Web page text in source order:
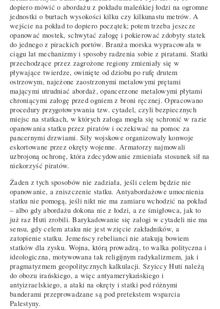
dopiero mówić o abordażu z pokładu maleńkiej łodzi na ogromne
jednostki o burtach wysokości kilku czy kilkunastu metrów. A
wejście na pokład to dopiero początek; potem trzeba jeszcze
opanować mostek, schwytać załogę i pokierować zdobyty statek
do jednego z pirackich portów. Branża morska wypracowała w
ciągu lat mechanizmy i sposoby radzenia sobie z piratami. Statki
przechodzące przez zagrożone regiony zmieniały się w
pływające twierdze, owinięte od dziobu po rufę drutem
ostrzowym, najeżone zaostrzonymi metalowymi prętami
mającymi utrudniać abordaż, opancerzone metalowymi płytami
chroniącymi załogę przed ogniem z broni ręcznej. Opracowano
procedury przygotowywania tzw. cytadel, czyli bezpiecznych
miejsc na statkach, w których załoga mogła się schronić w razie
opanowania statku przez piratów i oczekiwać na pomoc za
pancernymi drzwiami. Siły wojskowe organizowały konwoje
eskortowane przez okręty wojenne. Armatorzy najmowali
uzbrojoną ochronę, która zdecydowanie zmieniała stosunek sił na
niekorzyść piratów.
Żaden z tych sposobów nie zadziała, jeśli celem będzie nie
opanowanie, a zniszczenie statku. Antyabordażowe umocnienia
statku nie pomogą, jeśli nikt nie ma zamiaru wchodzić na pokład
– albo gdy abordażu dokona nie z łodzi, a ze śmigłowca, jak to
już raz Huti zrobili. Barykadowanie się załogi w cytadeli nie ma
sensu, gdy celem ataku nie jest wzięcie zakładników, a
zatopienie statku. Jemeńscy rebelianci nie atakują bowiem
statków dla zysku. Wojna, którą prowadzą, to walka polityczna i
ideologiczna, motywowana tak religijnym radykalizmem, jak i
pragmatyzmem geopolitycznych kalkulacji. Szyiccy Huti należą
do obozu irańskiego, a więc antyamerykańskiego i
antyizraelskiego, a ataki na okręty i statki pod różnymi
banderami przeprowadzane są pod pretekstem wsparcia
Palestyny.